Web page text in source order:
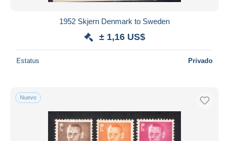
1952 Skjern Denmark to Sweden
± 1,16 US$
Estatus Privado
Nuevo